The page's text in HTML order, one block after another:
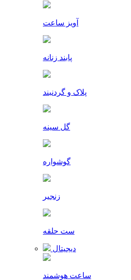
آویز ساعت
پابند زنانه
پلاک و گردنبند
گل سینه
گوشواره
زنجیر
ست حلقه
دیجیتال
ساعت هوشمند